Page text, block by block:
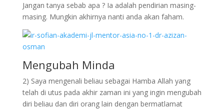
Jangan tanya sebab apa ? Ia adalah pendirian masing-
masing. Mungkin akhirnya nanti anda akan faham.
Mengubah Minda
2) Saya mengenali beliau sebagai Hamba Allah yang
telah di utus pada akhir zaman ini yang ingin mengubah
diri beliau dan diri orang lain dengan bermatlamat